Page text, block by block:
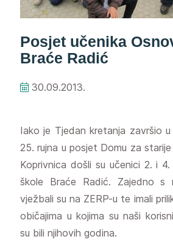
Posjet učenika
Braće Radić
30.09.2013.
Iako je Tjedan kretanja završio u
25. rujna u posjet Domu za
Koprivnica došli su učenici 2. i
škole Braće Radić. Zajedno s
vježbali su na ZERP-u te imali
običajima u kojima su naši
su bili njihovih godina.